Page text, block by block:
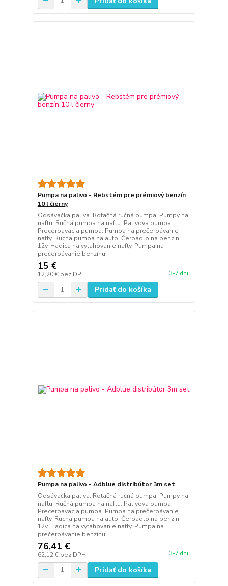
Pumpa na palivo - Rebstém pre prémiový benzín
10 l čierny
Odsávačka paliva. Rotačná ručná pumpa. Pumpy na
naftu. Ručná pumpa na naftu. Palivova pumpa.
Precerpavacia pumpa. Pumpa na prečerpávanie
nafty. Rucna pumpa na auto. Čerpadlo na benzin
12v. Hadica na vytahovanie nafty. Pumpa na
prečerpávanie benzínu
15 €
12,20 € bez DPH 3-7 dni
Pridať do košíka
Pumpa na palivo - Adblue distribútor 3m set
Odsávačka paliva. Rotačná ručná pumpa. Pumpy na
naftu. Ručná pumpa na naftu. Palivova pumpa.
Precerpavacia pumpa. Pumpa na prečerpávanie
nafty. Rucna pumpa na auto. Čerpadlo na benzin
12v. Hadica na vytahovanie nafty. Pumpa na
prečerpávanie benzínu
76,41 €
62,12 € bez DPH 3-7 dni
Pridať do košíka